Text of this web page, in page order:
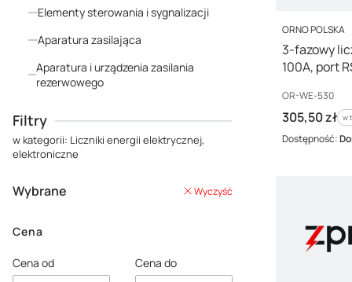
Elementy sterowania i sygnalizacji
Aparatura zasilająca
Aparatura i urządzenia zasilania
rezerwowego
Filtry
w kategorii: Liczniki energii elektrycznej,
elektroniczne
Wybrane Wyczyść
Cena
Cena od
Cena do
PRODUCENT
ORNO POLSKA
3-fazowy
100A, port
Ready,OR-
Kod producenta
OR-WE-530
Cena brutto
305,50 zł w
w
Dostępność: